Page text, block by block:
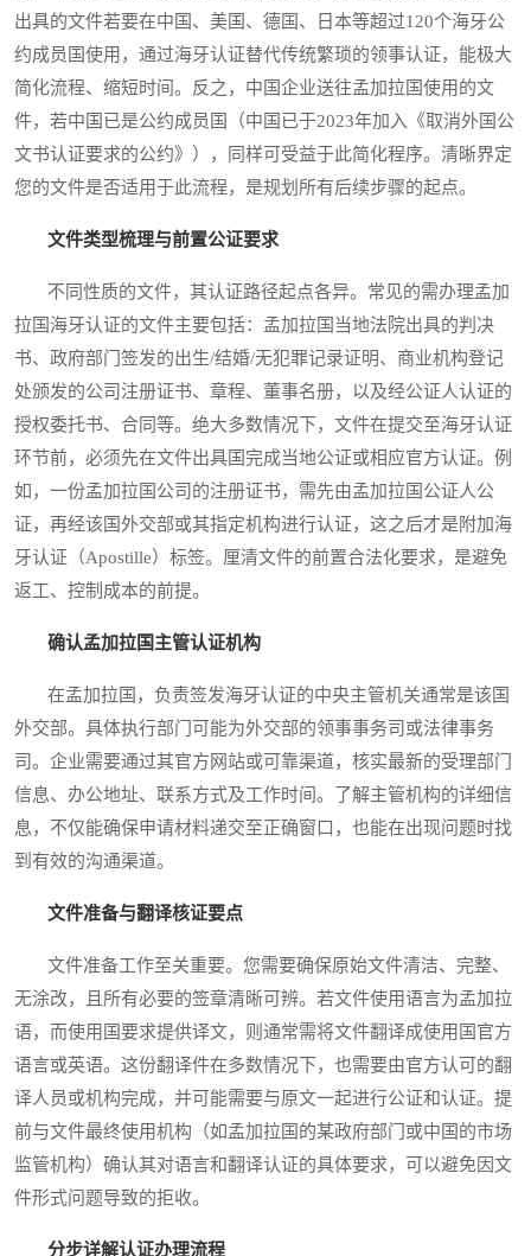
出具的文件若要在中国、美国、德国、日本等超过120个海牙公
约成员国使用，通过海牙认证替代传统繁琐的领事认证，能极大
简化流程、缩短时间。反之，中国企业送往孟加拉国使用的文
件，若中国已是公约成员国（中国已于2023年加入《取消外国公
文书认证要求的公约》），同样可受益于此简化程序。清晰界定
您的文件是否适用于此流程，是规划所有后续步骤的起点。
文件类型梳理与前置公证要求
不同性质的文件，其认证路径起点各异。常见的需办理孟加
拉国海牙认证的文件主要包括：孟加拉国当地法院出具的判决
书、政府部门签发的出生/结婚/无犯罪记录证明、商业机构登记
处颁发的公司注册证书、章程、董事名册，以及经公证人认证的
授权委托书、合同等。绝大多数情况下，文件在提交至海牙认证
环节前，必须先在文件出具国完成当地公证或相应官方认证。例
如，一份孟加拉国公司的注册证书，需先由孟加拉国公证人公
证，再经该国外交部或其指定机构进行认证，这之后才是附加海
牙认证（Apostille）标签。厘清文件的前置合法化要求，是避免
返工、控制成本的前提。
确认孟加拉国主管认证机构
在孟加拉国，负责签发海牙认证的中央主管机关通常是该国
外交部。具体执行部门可能为外交部的领事事务司或法律事务
司。企业需要通过其官方网站或可靠渠道，核实最新的受理部门
信息、办公地址、联系方式及工作时间。了解主管机构的详细信
息，不仅能确保申请材料递交至正确窗口，也能在出现问题时找
到有效的沟通渠道。
文件准备与翻译核证要点
文件准备工作至关重要。您需要确保原始文件清洁、完整、
无涂改，且所有必要的签章清晰可辨。若文件使用语言为孟加拉
语，而使用国要求提供译文，则通常需将文件翻译成使用国官方
语言或英语。这份翻译件在多数情况下，也需要由官方认可的翻
译人员或机构完成，并可能需要与原文一起进行公证和认证。提
前与文件最终使用机构（如孟加拉国的某政府部门或中国的市场
监管机构）确认其对语言和翻译认证的具体要求，可以避免因文
件形式问题导致的拒收。
分步详解认证办理流程